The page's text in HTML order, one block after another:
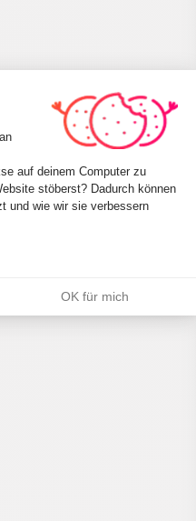
auf deinem Computer zu
stöberst? Dadurch können
und wie wir sie verbessern
OK für mich